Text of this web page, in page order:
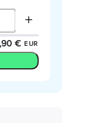
€ EUR